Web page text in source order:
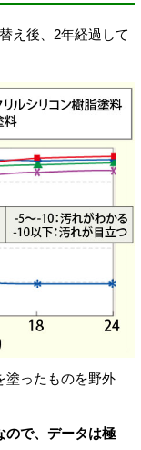
え後、2年経過して
ったものを野外
ので、データは極